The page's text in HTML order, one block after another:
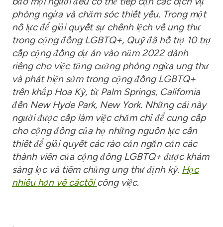
phòng ngừa và chăm sóc thiết yếu. Trong một
nỗ lực đểgiải quyết sự chênh lệch về ung thư
trong cộng đồng LGBTQ+, Quỹ đã hỗ trợ 10 trợ
cấp cộng đồngdự ánvào năm 2022dành
riêng cho việc tăng cường phòng ngừa ung thư
và phát hiện sớm trong cộng đồng LGBTQ+
trên khắp Hoa Kỳ, từ Palm Springs, California
đến New Hyde Park, New York. Những cái này
người được cấp làm việc chăm chỉ để cung cấp
cho cộng đồng của họ những nguồn lực cần
thiết để giải quyết các rào cảnngăn cản các
thành viên của cộng đồng LGBTQ+ được khám
sàng lọc và tiêm chủng ung thư định kỳ. Học
nhiều hơn vềcáctôi công việc.